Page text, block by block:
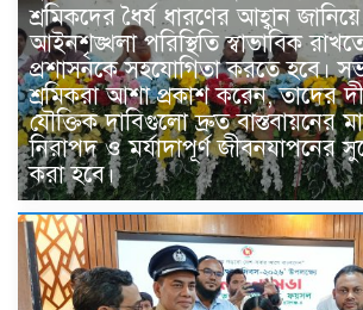
শ্রমিকদের ধৈর্য ধারণের আহ্বান
আইনশৃঙ্খলা পরিস্থিতি স্বাভাবিক
প্রশাসনকে সহযোগিতা করতে হবে।
শ্রমিকরা আশা প্রকাশ করেন, তাদের
যৌক্তিক দাবিগুলো দ্রুত বাস্তবায়নের
নিরাপদ ও মর্যাদাপূর্ণ জীবনযাপনের
করা হবে।